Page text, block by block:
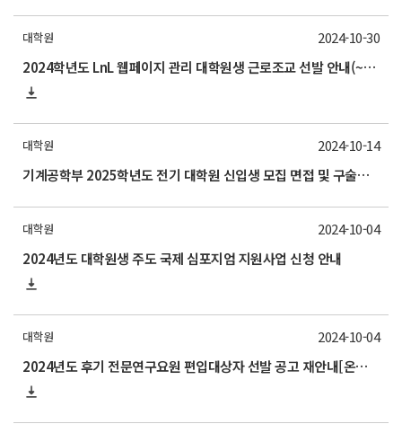
대학원
2024학년도 LnL 웹페이지 관리 대학원생 근로조교 선발 안내(~11/1)
2024-10-30
대학원
기계공학부 2025학년도 전기 대학원 신입생 모집 면접 및 구술고사 안내(10/18)
2024-10-14
대학원
2024년도 대학원생 주도 국제 심포지엄 지원사업 신청 안내
2024-10-04
대학원
2024년도 후기 전문연구요원 편입대상자 선발 공고 재안내[온라인 신청기간: 10. 9(수) 18:00까지, 지원서류 제출기간: 10. 10(목) 12:00까지]
2024-10-04